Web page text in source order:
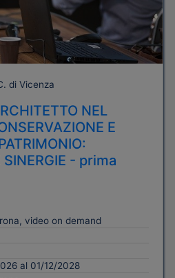
di Vicenza
NEL
E
SINERGIE - prima
video on demand
al 01/12/2028